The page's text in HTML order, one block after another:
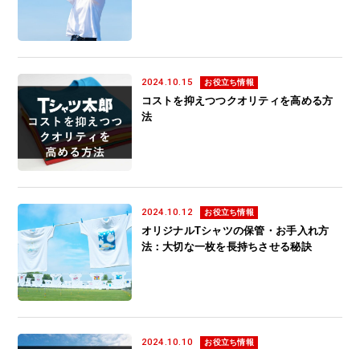
2024.10.15 お役立ち情報
コストを抑えつつクオリティを高める方
法
2024.10.12 お役立ち情報
オリジナルTシャツの保管・お手入れ方
法：大切な一枚を長持ちさせる秘訣
2024.10.10 お役立ち情報